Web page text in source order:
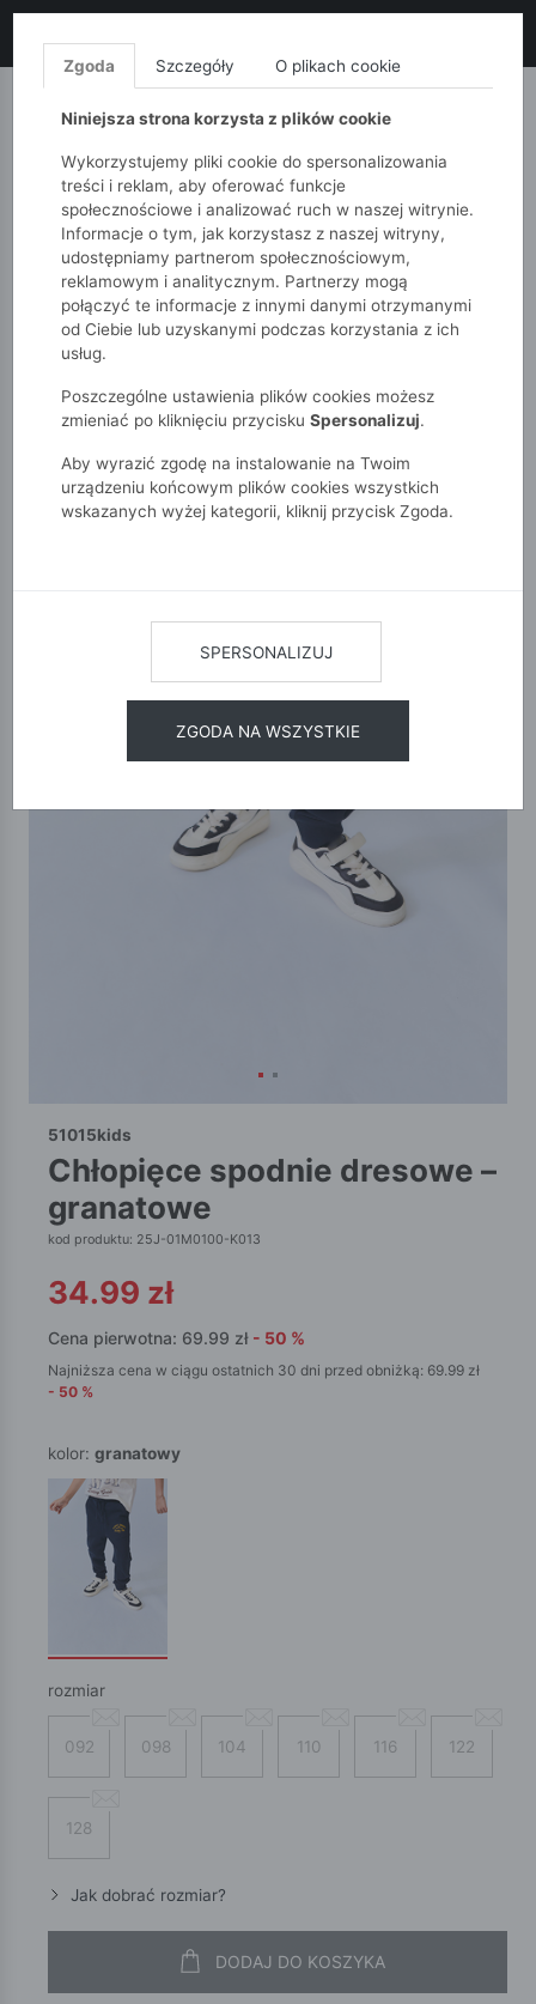
MONNARI QUIOSQUE
51015kids
Chłopcy 2-7 lat
Chłopięce spodnie dresowe – granatowe
51015kids
chłopięce spodnie dresowe –
granatowe
kod produktu: 25J-01M0100-K013
34.99 zł
Cena pierwotna: 69.99 zł - 50 %
Najniższa cena w ciągu ostatnich 30 dni przed obniżką: 69.99 zł
- 50 %
kolor: granatowy
rozmiar
092 098 104 110 116 122
128
Jak dobrać rozmiar?
DODAJ DO KOSZYKA
Zgoda Szczegóły O plikach cookie
Niniejsza strona korzysta z plików cookie
Wykorzystujemy pliki cookie do spersonalizowania
treści i reklam, aby oferować funkcje
społecznościowe i analizować ruch w naszej witrynie.
Informacje o tym, jak korzystasz z naszej witryny,
udostępniamy partnerom społecznościowym,
reklamowym i analitycznym. Partnerzy mogą
połączyć te informacje z innymi danymi otrzymanymi
od Ciebie lub uzyskanymi podczas korzystania z ich
usług.
Poszczególne ustawienia plików cookies możesz
zmieniać po kliknięciu przycisku Spersonalizuj.
Aby wyrazić zgodę na instalowanie na Twoim
urządzeniu końcowym plików cookies wszystkich
wskazanych wyżej kategorii, kliknij przycisk Zgoda.
SPERSONALIZUJ
ZGODA NA WSZYSTKIE